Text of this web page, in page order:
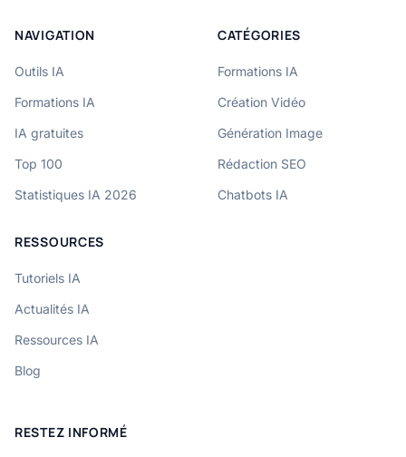
NAVIGATION
Outils IA
Formations IA
IA gratuites
Top 100
Statistiques IA 2026
CATÉGORIES
Formations IA
Création Vidéo
Génération Image
Rédaction SEO
Chatbots IA
RESSOURCES
Tutoriels IA
Actualités IA
Ressources IA
Blog
RESTEZ INFORMÉ